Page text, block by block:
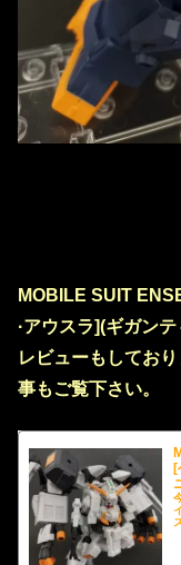
MOBILE SUIT
·アウスラ](ギガン
レビューもしてお
事もご覧下さい。